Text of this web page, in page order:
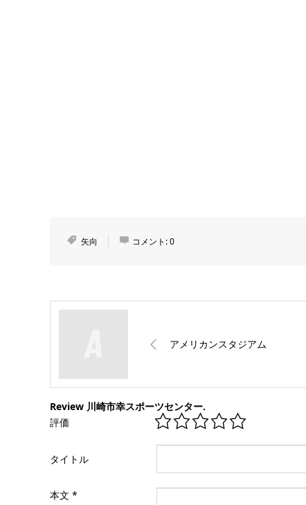
矢向 コメント:0
アメリカンスタジアム
Review 川崎市幸スポーツセンター.
評価
タイトル
本文 *